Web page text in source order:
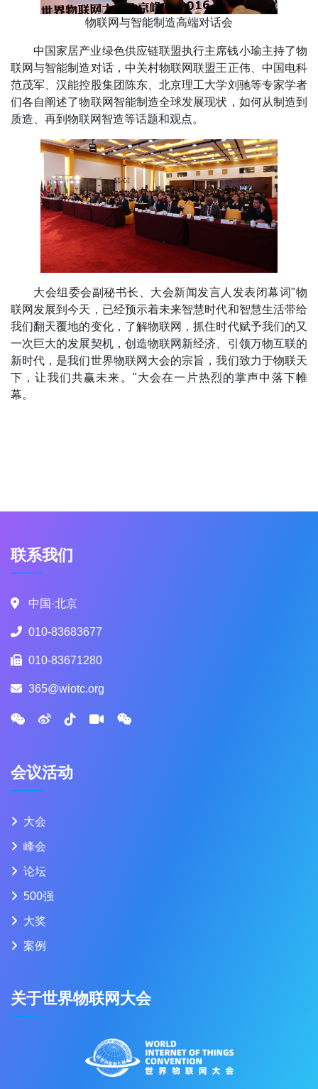
物联网与智能制造高端对话会
中国家居产业绿色供应链联盟执行主席钱小瑜主持了物
联网与智能制造对话，中关村物联网联盟王正伟、中国电科
范茂军、汉能控股集团陈东、北京理工大学刘驰等专家学者
们各自阐述了物联网智能制造全球发展现状，如何从制造到
质造、再到物联网智造等话题和观点。
大会组委会副秘书长、大会新闻发言人发表闭幕词"物
联网发展到今天，已经预示着未来智慧时代和智慧生活带给
我们翻天覆地的变化，了解物联网，抓住时代赋予我们的又
一次巨大的发展契机，创造物联网新经济、引领万物互联的
新时代，是我们世界物联网大会的宗旨，我们致力于物联天
下，让我们共赢未来。"大会在一片热烈的掌声中落下帷
幕。
联系我们
中国·北京
010-83683677
010-83671280
365@wiotc.org
会议活动
大会
峰会
论坛
500强
大奖
案例
关于世界物联网大会